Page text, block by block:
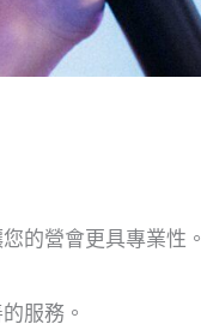
的營會更具專業性
服務。